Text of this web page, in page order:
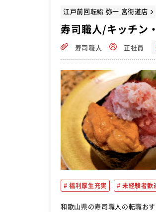
江戸前回転鮨 弥一 宮街道店
寿司職人/キッチン
寿司職人 正社員
福利厚生充実 未経験者歓
和歌山県の寿司職人の転職おすすめ求人ご紹介。 キッチンスタッフ、ホール